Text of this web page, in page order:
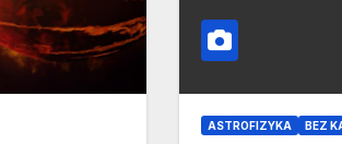
ASTROFIZYKA BEZ